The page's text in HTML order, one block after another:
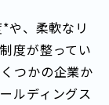
や、柔軟なリ
度が整ってい
つかの企業か
ルディングス